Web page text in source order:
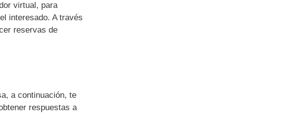
virtual, para
interesado. A través
reservas de
a continuación, te
respuestas a